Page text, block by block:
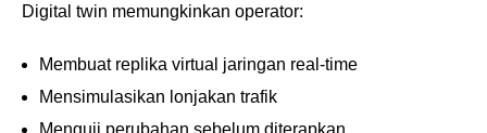
Digital twin memungkinkan operator:
Membuat replika virtual jaringan real-time
Mensimulasikan lonjakan trafik
Menguji perubahan sebelum diterapkan